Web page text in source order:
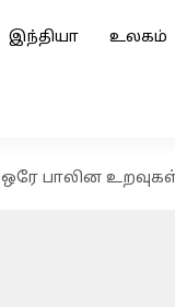
இந்தியா உலகம்
ஒரே பாலின